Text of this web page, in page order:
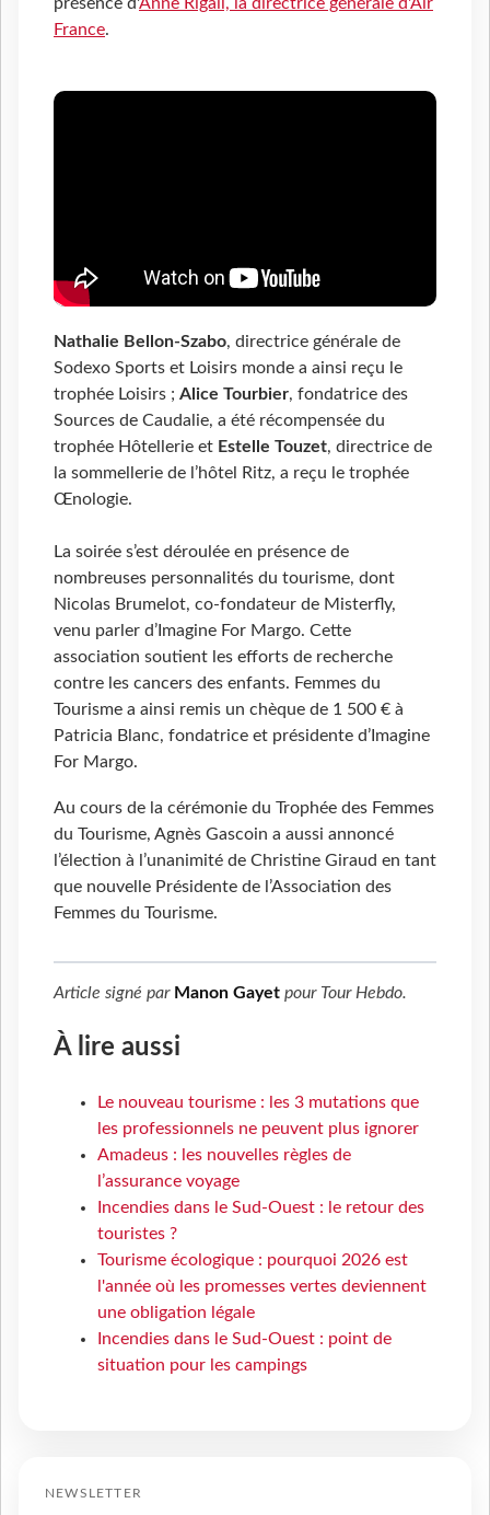
présence d'Anne Rigail, la directrice générale d'Air
France.
Nathalie Bellon-Szabo, directrice générale de
Sodexo Sports et Loisirs monde a ainsi reçu le
trophée Loisirs ; Alice Tourbier, fondatrice des
Sources de Caudalie, a été récompensée du
trophée Hôtellerie et Estelle Touzet, directrice de
la sommellerie de l’hôtel Ritz, a reçu le trophée
Œnologie.
La soirée s’est déroulée en présence de
nombreuses personnalités du tourisme, dont
Nicolas Brumelot, co-fondateur de Misterfly,
venu parler d’Imagine For Margo. Cette
association soutient les efforts de recherche
contre les cancers des enfants. Femmes du
Tourisme a ainsi remis un chèque de 1 500 € à
Patricia Blanc, fondatrice et présidente d’Imagine
For Margo.
Au cours de la cérémonie du Trophée des Femmes
du Tourisme, Agnès Gascoin a aussi annoncé
l’élection à l’unanimité de Christine Giraud en tant
que nouvelle Présidente de l’Association des
Femmes du Tourisme.
Article signé par Manon Gayet pour Tour Hebdo.
À lire aussi
Le nouveau tourisme : les 3 mutations que
les professionnels ne peuvent plus ignorer
Amadeus : les nouvelles règles de
l’assurance voyage
Incendies dans le Sud-Ouest : le retour des
touristes ?
Tourisme écologique : pourquoi 2026 est
l'année où les promesses vertes deviennent
une obligation légale
Incendies dans le Sud-Ouest : point de
situation pour les campings
NEWSLETTER